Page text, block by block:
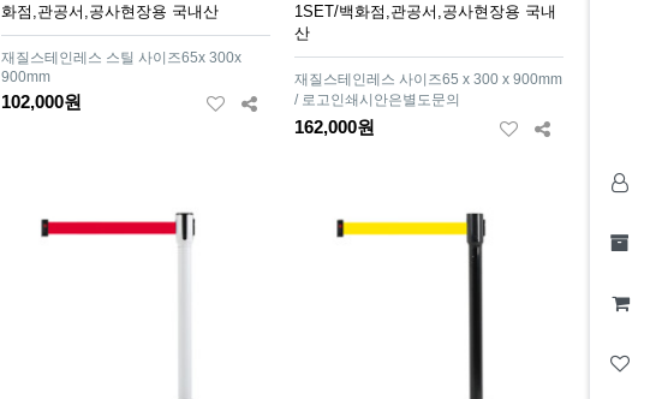
화점,관공서,공사현장용 국내산
재질스테인레스 스틸 사이즈65x 300x
900mm
102,000원
1SET/백화점,관공서,공사현장용 국내
산
재질스테인레스 사이즈65 x 300 x 900mm
/ 로고인쇄시안은별도문의
162,000원